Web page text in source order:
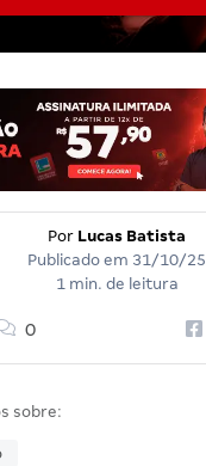
Por Lucas Batista
Publicado em 31/10/25
1 min. de leitura
0
sobre: